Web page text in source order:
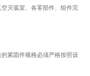
灭弧室、各零部件、组件完
紧固件规格必须严格按照设